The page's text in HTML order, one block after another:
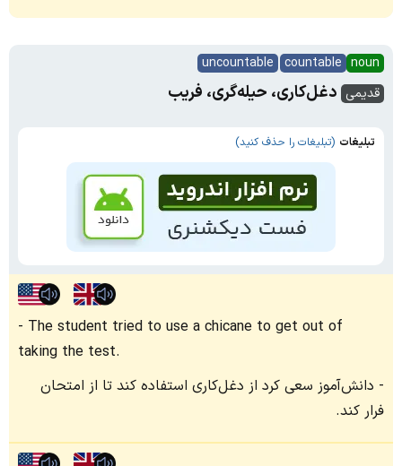
noun
countable
uncountable
قدیمی دغل‌کاری، حیله‌گری، فریب
تبلیغات (تبلیغات را حذف کنید)
The student tried to use a chicane to get out of
taking the test.
دانش‌آموز سعی کرد از دغل‌کاری استفاده کند تا از امتحان
فرار کند.